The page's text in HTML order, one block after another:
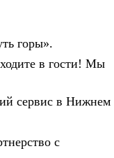
горы».
в гости! Мы
сервис в Нижнем
с